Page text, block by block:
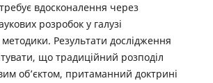
вдосконалення через
розробок у галузі
методики. Результати дослідження
що традиційний розподіл
об’єктом, притаманний доктрині